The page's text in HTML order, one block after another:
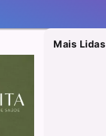
Mais Lidas